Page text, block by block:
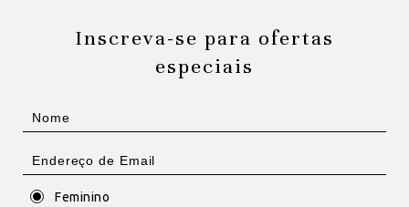
Inscreva-se para ofertas
especiais
Feminino